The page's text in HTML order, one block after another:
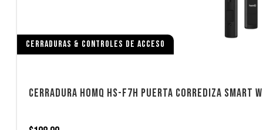
CERRADURAS & CONTROLES DE ACCESO
CERRADURA HOMQ HS-F7H PUERTA CORREDIZA SMART